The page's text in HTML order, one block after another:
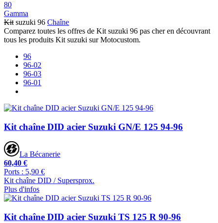
80
Gamma
Kit suzuki 96 Chaîne
Comparez toutes les offres de Kit suzuki 96 pas cher en découvrant
tous les produits Kit suzuki sur Motocustom.
96
96-02
96-03
96-01
Kit chaîne DID acier Suzuki GN/E 125 94-96
La Bécanerie
60,40 €
Ports : 5,90 €
Kit chaîne DID / Supersprox.
Plus d'infos
Kit chaîne DID acier Suzuki TS 125 R 90-96